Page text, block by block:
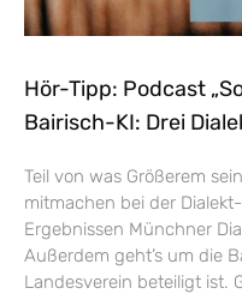
Hör-Tipp: Podcast
Bairisch-KI: Drei
Teil von was Größerem
mitmachen bei der
Ergebnissen Münchner
Außerdem geht’s um die
Landesverein beteiligt ist.